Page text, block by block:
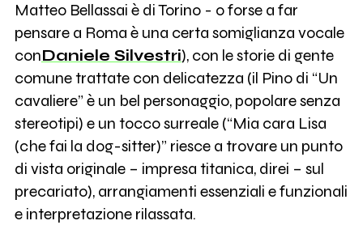
Matteo Bellassai è di Torino - o forse a far
pensare a Roma è una certa somiglianza vocale
conDaniele Silvestri), con le storie di gente
comune trattate con delicatezza (il Pino di “Un
cavaliere” è un bel personaggio, popolare senza
stereotipi) e un tocco surreale (“Mia cara Lisa
(che fai la dog-sitter)” riesce a trovare un punto
di vista originale – impresa titanica, direi – sul
precariato), arrangiamenti essenziali e funzionali
e interpretazione rilassata.